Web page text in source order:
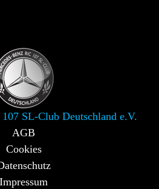
SL-Club Deutschland e.V.
AGB
Cookies
Impressum